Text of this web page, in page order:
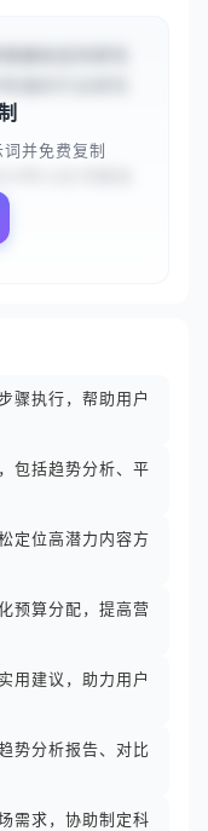
并免费复制
骤执行，帮助用户
包括趋势分析、平
定位高潜力内容方
预算分配，提高营
用建议，助力用户
势分析报告、对比
需求，协助制定科